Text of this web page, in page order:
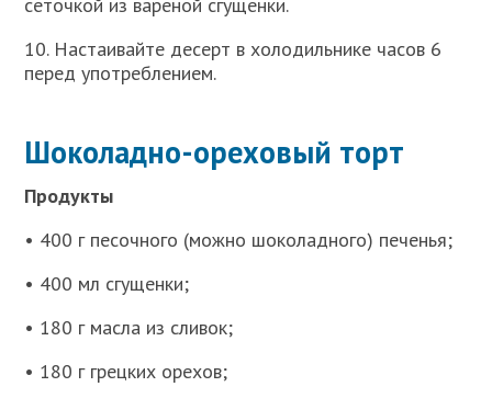
10. Настаивайте десерт в холодильнике часов 6
перед употреблением.
Шоколадно-ореховый торт
Продукты
• 400 г песочного (можно шоколадного) печенья;
• 400 мл сгущенки;
• 180 г масла из сливок;
• 180 г грецких орехов;